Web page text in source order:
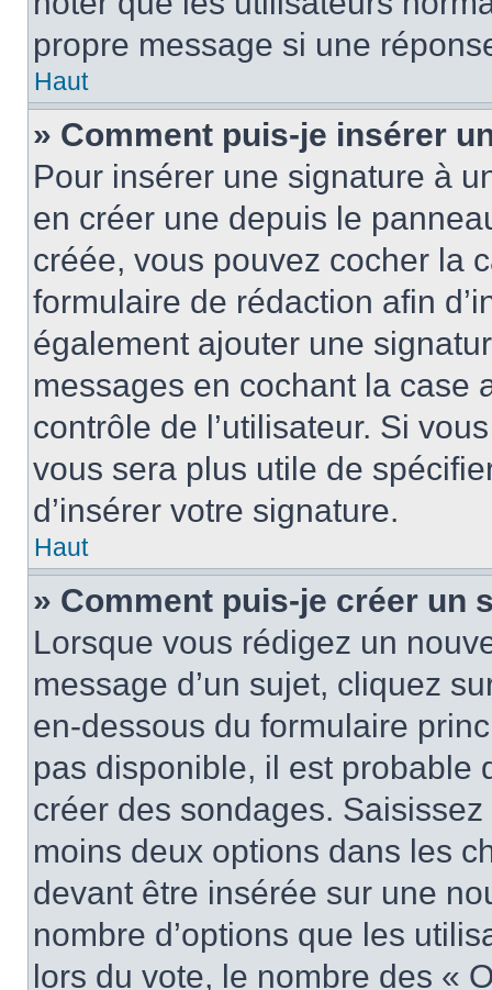
propre message si une
Haut
» Comment puis-je insérer
Pour insérer une signature à
en créer une depuis le
créée, vous pouvez cocher la
formulaire de rédaction afin
également ajouter une
messages en cochant la case
contrôle de l’utilisateur. Si
vous sera plus utile de
d’insérer votre signature.
Haut
» Comment puis-je créer un
Lorsque vous rédigez un
message d’un sujet, cliquez
en-dessous du formulaire
pas disponible, il est probable
créer des sondages.
moins deux options dans les
devant être insérée sur une
nombre d’options que les
lors du vote, le nombre des «